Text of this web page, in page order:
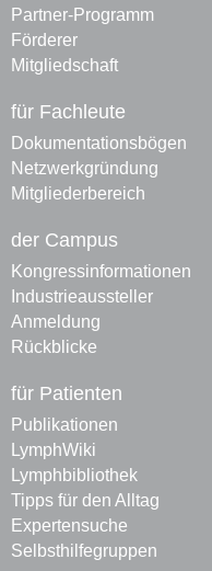
Partner-Programm
Förderer
Mitgliedschaft
für Fachleute
Dokumentationsbögen
Netzwerkgründung
Mitgliederbereich
der Campus
Kongressinformationen
Industrieaussteller
Anmeldung
Rückblicke
für Patienten
Publikationen
LymphWiki
Lymphbibliothek
Tipps für den Alltag
Expertensuche
Selbsthilfegruppen